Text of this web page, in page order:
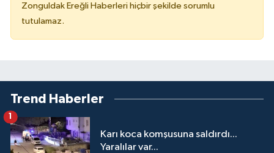
Zonguldak Ereğli Haberleri hiçbir şekilde sorumlu
tutulamaz.
Trend Haberler
Karı koca komşusuna saldırdı...
Yaralılar var...
1